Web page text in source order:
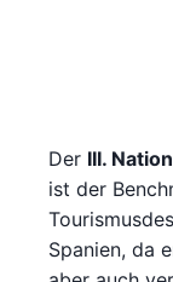
Der III.
ist der
Spanien, da